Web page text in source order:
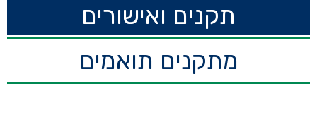
תקנים ואישורים
מתקנים תואמים